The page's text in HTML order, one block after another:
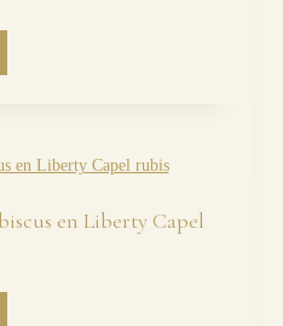
en Liberty Capel